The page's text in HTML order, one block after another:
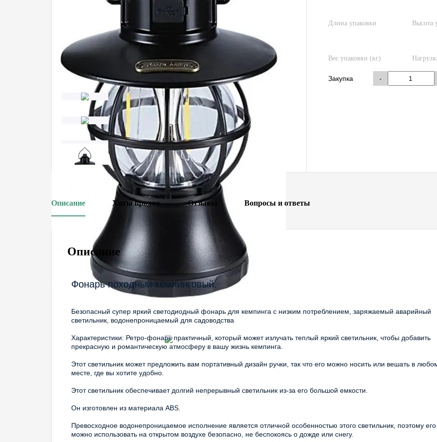
Длина упаковки Высота
Вес упаковки (кг)
Закупка -
Описание Хиты продаж Отзывы Вопросы и ответы
Описание
Фонарь походный кемпинговый.
Безопасный супер яркий светодиодный фонарь для кемпинга с низким потреблением, заряжаемый аварийный
светильник, водонепроницаемый для садоводства
Характеристики: Ретро-фонарь практичный, который может излучать теплый яркий светильник, чтобы добавить
прекрасную и романтическую атмосферу в вашу жизнь кемпинга.
Этот светильник может предложить вам портативный дизайн ручки, так что его можно носить или вешать в
месте, где вы хотите удобно.
Этот светильник обеспечивает долгий непрерывный светильник из-за его большой емкости.
Он изготовлен из материала ABS.
Превосходное водонепроницаемое исполнение является отличной особенностью этого светильник, поэтому его
можно использовать на открытом воздухе безопасно, не беспокоясь о дожде или снегу.